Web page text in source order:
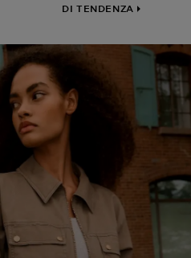
DI TENDENZA